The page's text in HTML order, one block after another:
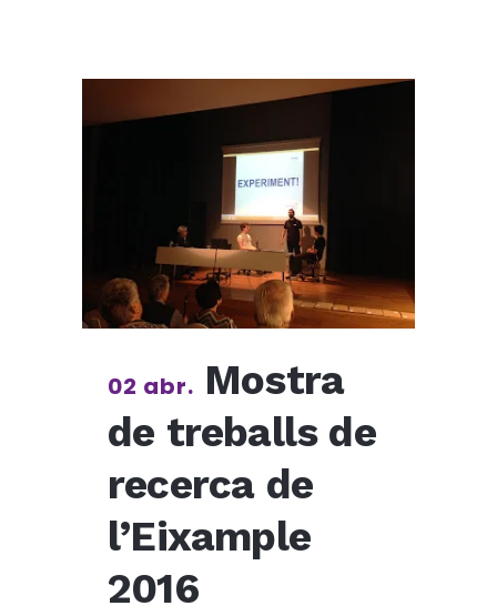
02 abr. Mostra
de treballs de
recerca de
l’Eixample
2016